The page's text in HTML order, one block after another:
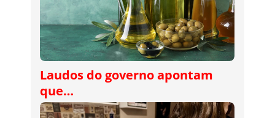
Laudos do governo apontam
que…